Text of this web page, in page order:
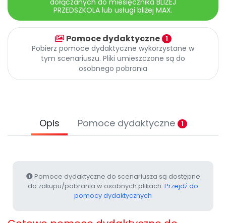
Pomoc
Promocje
dołączanych do miesięcznika BLIŻEJ
PRZEDSZKOLA lub usługi bliżej MAX.
Pomoce dydaktyczne 1
Pobierz pomoce dydaktyczne wykorzystane w
tym scenariuszu. Pliki umieszczone są do
osobnego pobrania
Opis Pomoce dydaktyczne 1
Pomoce dydaktyczne do scenariusza są dostępne
do zakupu/pobrania w osobnych plikach. Przejdź do
pomocy dydaktycznych